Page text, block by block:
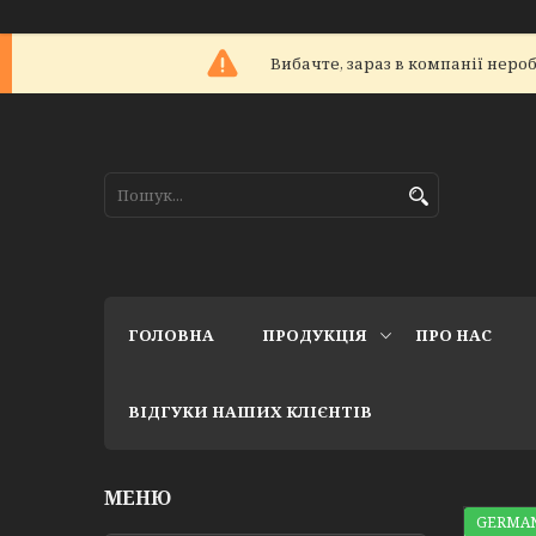
Вибачте, зараз в компанії
ГОЛОВНА ПРОДУКЦІЯ ПРО НАС
ВІДГУКИ НАШИХ КЛІЄНТІВ